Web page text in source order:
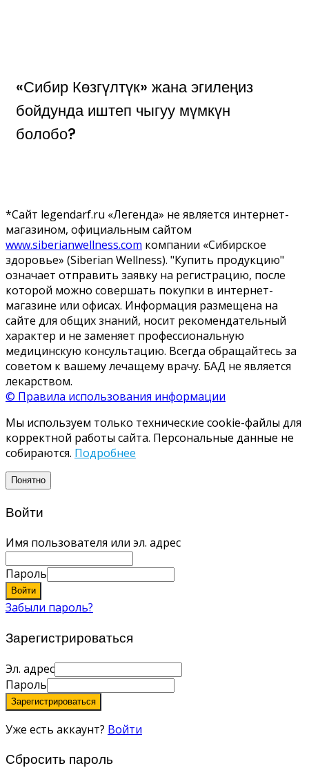
«Сибир Көзгүлтүк» жана эгилеңиз
бойдунда иштеп чыгуу мүмкүн
болобо?
*Сайт legendarf.ru «Легенда» не является интернет-
магазином, официальным сайтом
www.siberianwellness.com компании «Сибирское
здоровье» (Siberian Wellness). "Купить продукцию"
означает отправить заявку на регистрацию, после
которой можно совершать покупки в интернет-
магазине или офисах. Информация размещена на
сайте для общих знаний, носит рекомендательный
характер и не заменяет профессиональную
медицинскую консультацию. Всегда обращайтесь за
советом к вашему лечащему врачу. БАД не является
лекарством.
© Правила использования информации
Мы используем только технические cookie-файлы для
корректной работы сайта. Персональные данные не
собираются. Подробнее
Понятно
Войти
Имя пользователя или эл. адрес
Пароль
Войти
Забыли пароль?
Зарегистрироваться
Эл. адрес
Пароль
Зарегистрироваться
Уже есть аккаунт? Войти
Сбросить пароль